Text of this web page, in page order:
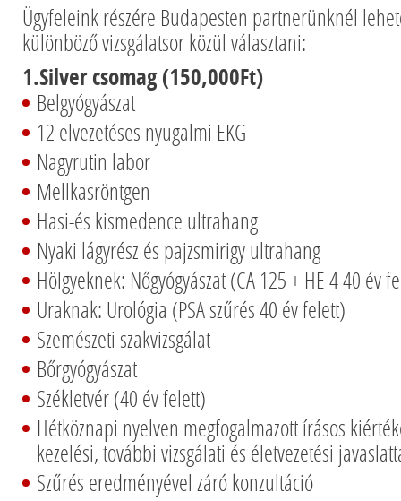
Ügyfeleink részére Budapesten partnerünknél
különböző vizsgálatsor közül választani:
1.Silver csomag (150,000Ft)
Belgyógyászat
12 elvezetéses nyugalmi EKG
Nagyrutin labor
Mellkasröntgen
Hasi-és kismedence ultrahang
Nyaki lágyrész és pajzsmirigy ultrahang
Hölgyeknek: Nőgyógyászat (CA 125 + HE 4 40 év
Uraknak: Urológia (PSA szűrés 40 év felett)
Szemészeti szakvizsgálat
Bőrgyógyászat
Székletvér (40 év felett)
Hétköznapi nyelven megfogalmazott írásos
kezelési, további vizsgálati és életvezetési
Szűrés eredményével záró konzultáció